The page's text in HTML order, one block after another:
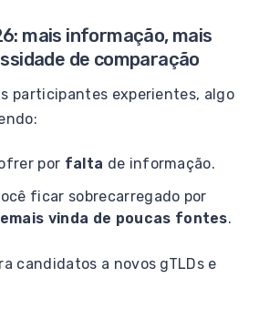
mais informação, mais
de comparação
participantes experientes, algo
por falta de informação.
ficar sobrecarregado por
vinda de poucas fontes.
candidatos a novos gTLDs e